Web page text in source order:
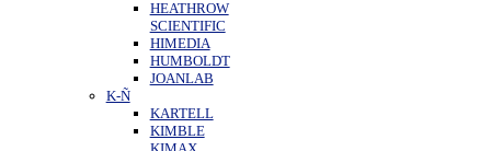
HEATHROW
SCIENTIFIC
HIMEDIA
HUMBOLDT
JOANLAB
K-Ñ
KARTELL
KIMBLE